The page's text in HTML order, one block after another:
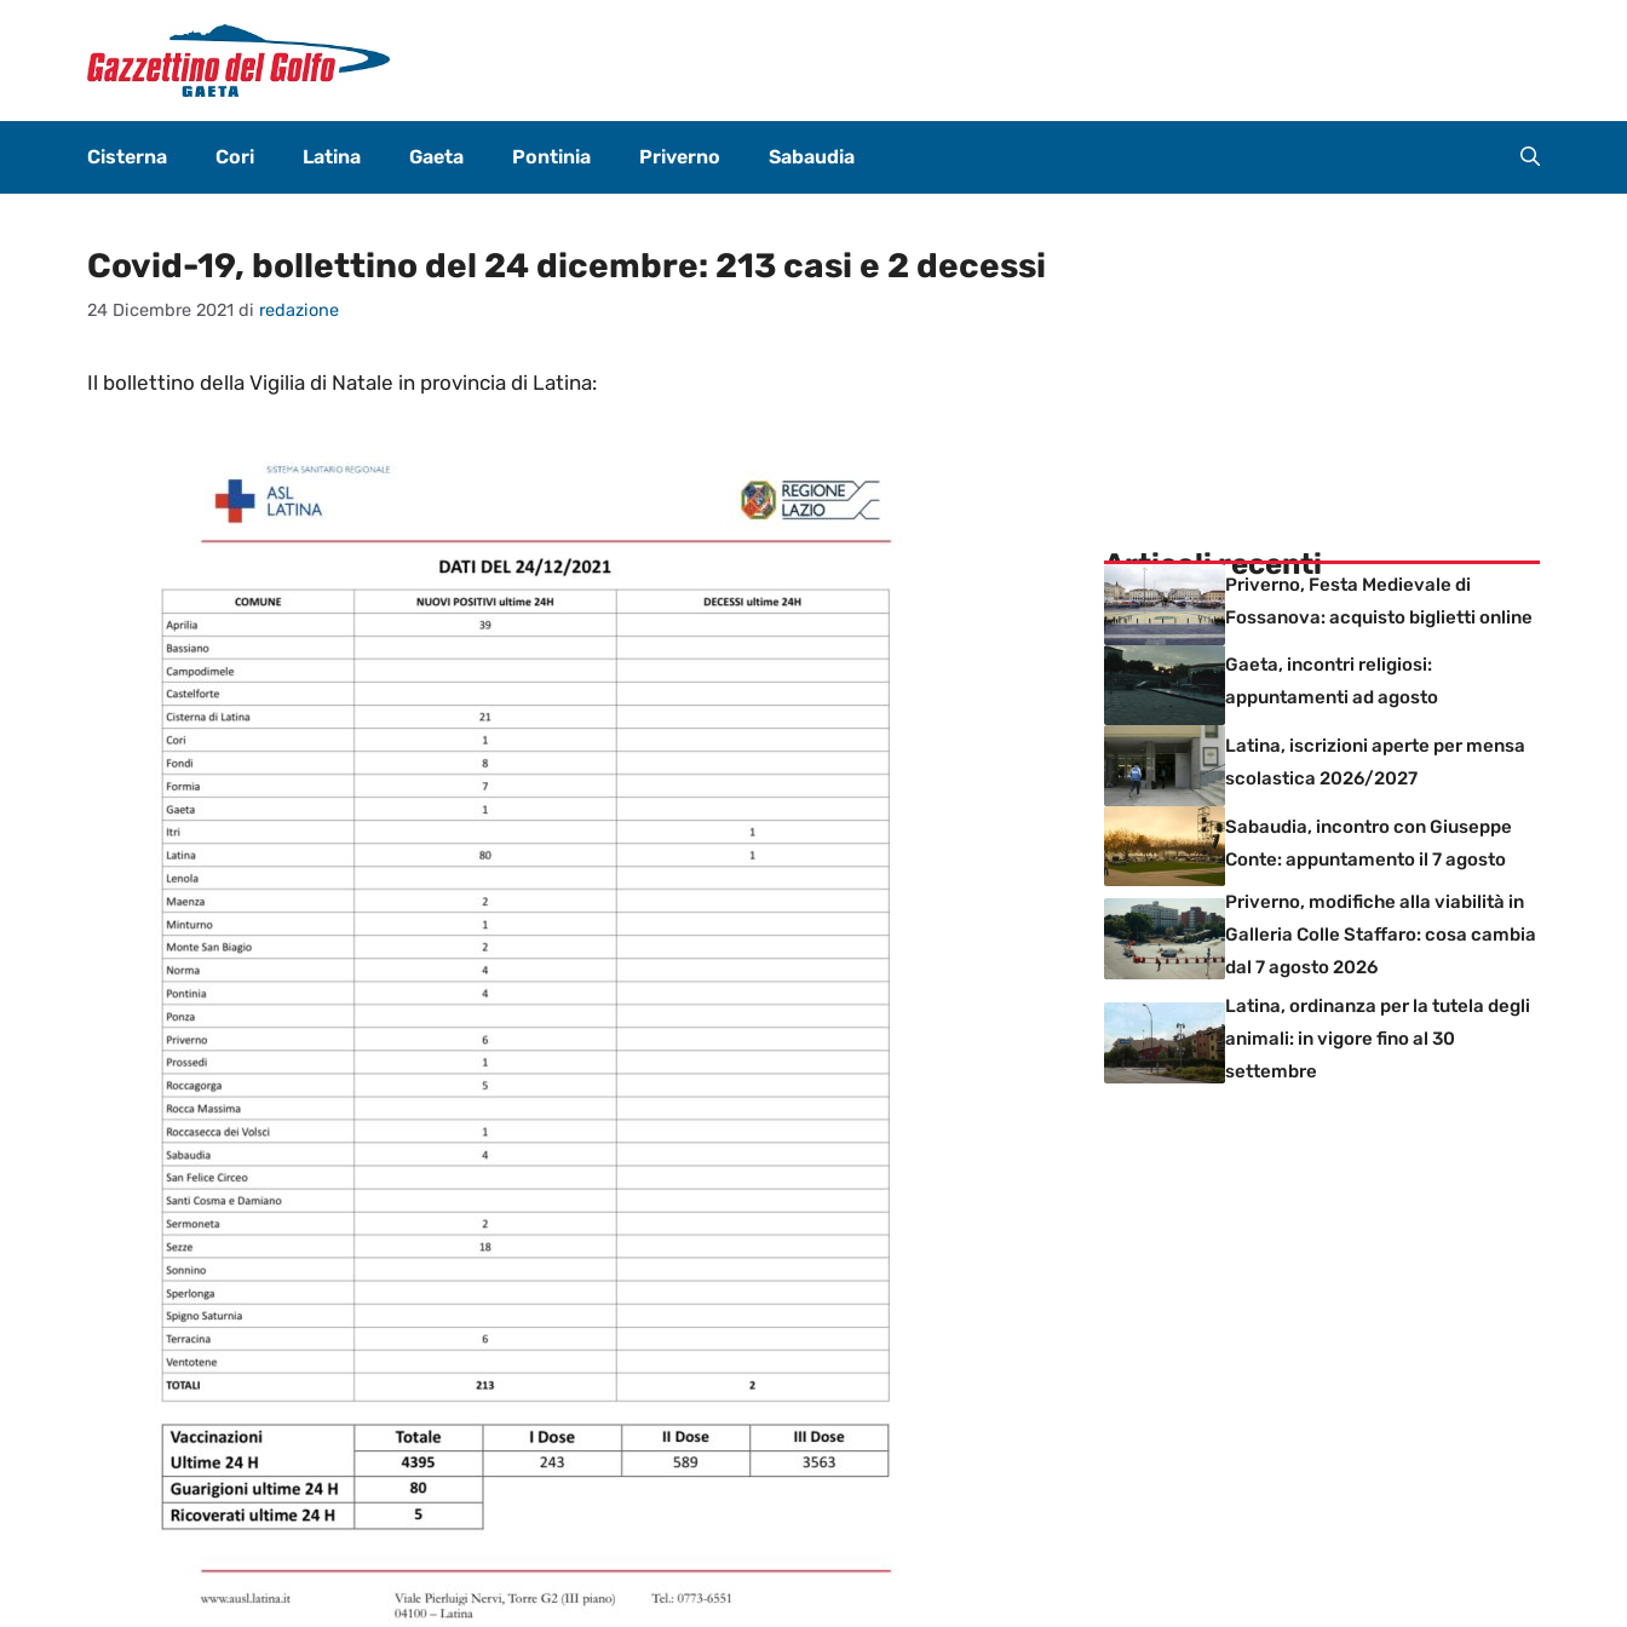
contenuto
Cisterna Cori Latina Gaeta Pontinia Priverno Sabaudia
Covid-19, bollettino del 24 dicembre: 213 casi e 2 decessi
24 Dicembre 2021 di redazione
Il bollettino della Vigilia di Natale in provincia di Latina:
Articoli recenti
Priverno, Festa Medievale di
Fossanova: acquisto biglietti online
Gaeta, incontri religiosi:
appuntamenti ad agosto
Latina, iscrizioni aperte per mensa
scolastica 2026/2027
Sabaudia, incontro con Giuseppe
Conte: appuntamento il 7 agosto
Priverno, modifiche alla viabilità in
Galleria Colle Staffaro: cosa cambia
dal 7 agosto 2026
Latina, ordinanza per la tutela degli
animali: in vigore fino al 30
settembre